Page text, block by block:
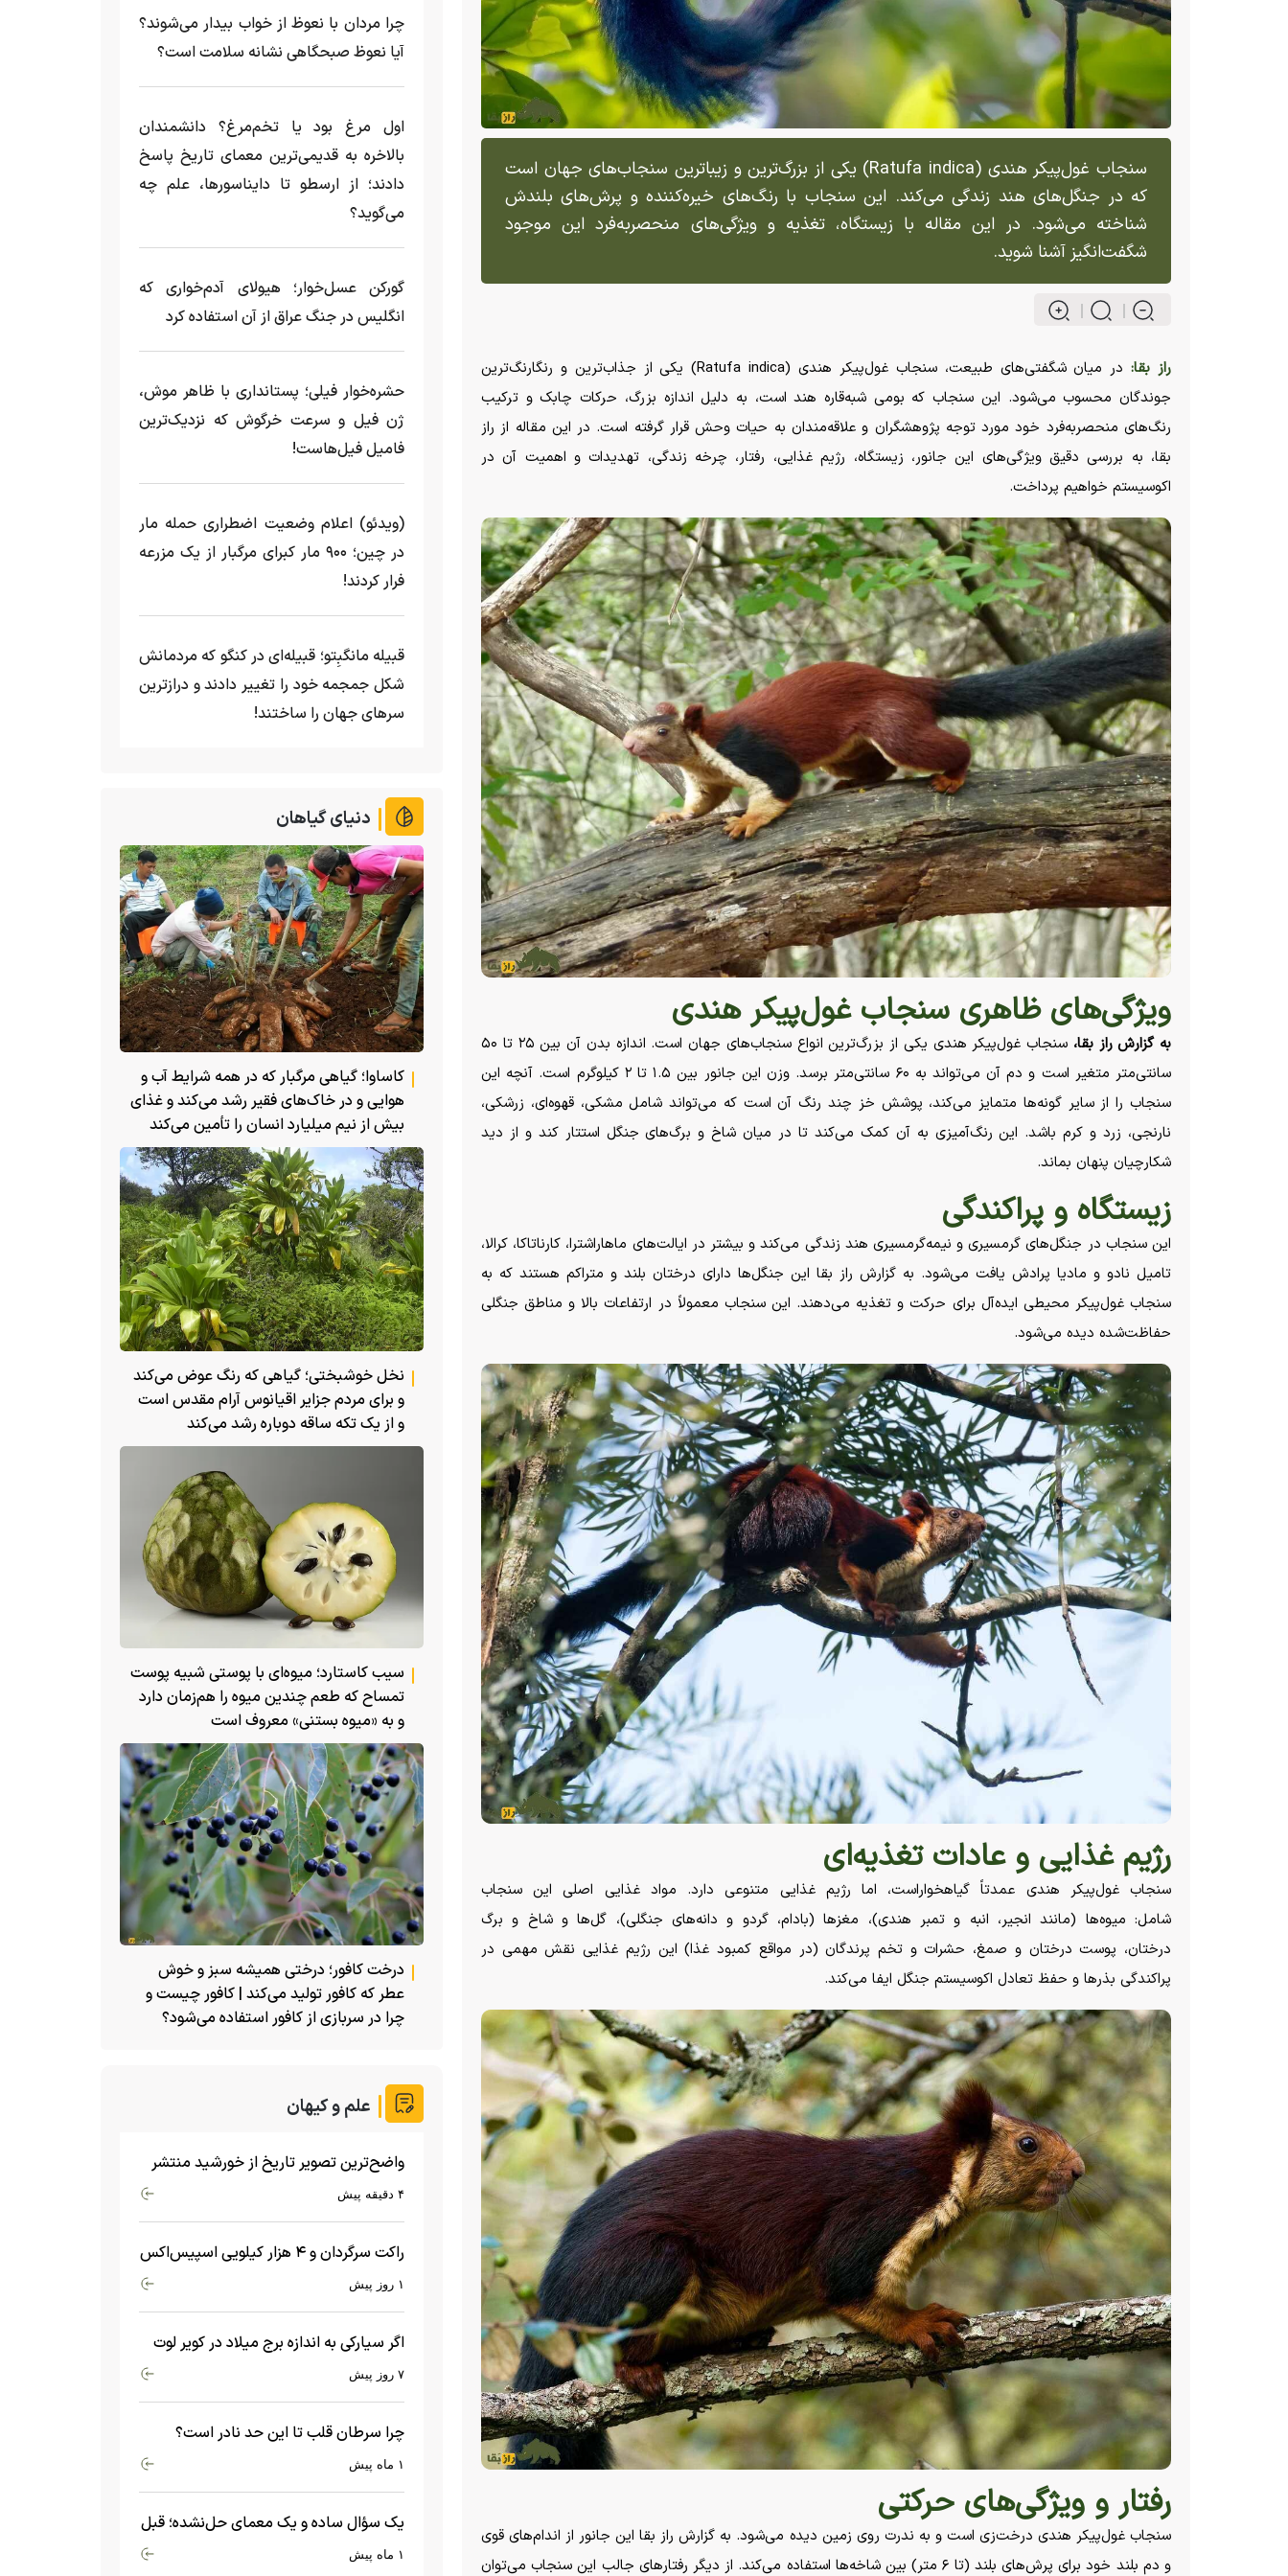
سنجاب غول‌پیکر هندی (Ratufa indica) یکی از بزرگ‌ترین و زیباترین سنجاب‌های جهان است
که در جنگل‌های هند زندگی می‌کند. این سنجاب با رنگ‌های خیره‌کننده و پرش‌های بلندش
شناخته می‌شود. در این مقاله با زیستگاه، تغذیه و ویژگی‌های منحصر‌به‌فرد این موجود
شگفت‌انگیز آشنا شوید.
راز بقا:
در میان شگفتی‌های طبیعت، سنجاب غول‌پیکر هندی (Ratufa indica) یکی از جذاب‌ترین و رنگارنگ‌ترین
جوندگان محسوب می‌شود. این سنجاب که بومی شبه‌قاره هند است، به دلیل اندازه بزرگ، حرکات چابک و ترکیب
رنگ‌های منحصر‌به‌فرد خود مورد توجه پژوهشگران و علاقه‌مندان به حیات وحش قرار گرفته است. در این مقاله از راز
بقا، به بررسی دقیق ویژگی‌های این جانور، زیستگاه، رژیم غذایی، رفتار، چرخه زندگی، تهدیدات و اهمیت آن در
اکوسیستم خواهیم پرداخت.
ویژگی‌های ظاهری سنجاب غول‌پیکر هندی
به گزارش راز بقا،
سنجاب غول‌پیکر هندی یکی از بزرگ‌ترین انواع سنجاب‌های جهان است. اندازه بدن آن بین ۲۵ تا ۵۰
سانتی‌متر متغیر است و دم آن می‌تواند به ۶۰ سانتی‌متر برسد. وزن این جانور بین ۱.۵ تا ۲ کیلوگرم است. آنچه این
سنجاب را از سایر گونه‌ها متمایز می‌کند، پوشش خز چند رنگ آن است که می‌تواند شامل مشکی، قهوه‌ای، زرشکی،
نارنجی، زرد و کرم باشد. این رنگ‌آمیزی به آن کمک می‌کند تا در میان شاخ و برگ‌های جنگل استتار کند و از دید
شکارچیان پنهان بماند.
زیستگاه و پراکندگی
این سنجاب در جنگل‌های گرمسیری و نیمه‌گرمسیری هند زندگی می‌کند و بیشتر در ایالت‌های ماهاراشترا، کارناتاکا، کرالا،
تامیل نادو و مادیا پرادش یافت می‌شود. به گزارش راز بقا این جنگل‌ها دارای درختان بلند و متراکم هستند که به
سنجاب غول‌پیکر محیطی ایده‌آل برای حرکت و تغذیه می‌دهند. این سنجاب معمولاً در ارتفاعات بالا و مناطق جنگلی
حفاظت‌شده دیده می‌شود.
رژیم غذایی و عادات تغذیه‌ای
سنجاب غول‌پیکر هندی عمدتاً گیاهخواراست، اما رژیم غذایی متنوعی دارد. مواد غذایی اصلی این سنجاب
شامل: میوه‌ها (مانند انجیر، انبه و تمبر هندی)، مغزها (بادام، گردو و دانه‌های جنگلی)، گل‌ها و شاخ و برگ
درختان، پوست درختان و صمغ، حشرات و تخم پرندگان (در مواقع کمبود غذا) این رژیم غذایی نقش مهمی در
پراکندگی بذرها و حفظ تعادل اکوسیستم جنگل ایفا می‌کند.
رفتار و ویژگی‌های حرکتی
سنجاب غول‌پیکر هندی درخت‌زی است و به ندرت روی زمین دیده می‌شود. به گزارش راز بقا این جانور از اندام‌های قوی
و دم بلند خود برای پرش‌های بلند (تا ۶ متر) بین شاخه‌ها استفاده می‌کند. از دیگر رفتار‌های جالب این سنجاب می‌توان
چرا مردان با نعوظ از خواب بیدار می‌شوند؟
آیا نعوظ صبحگاهی نشانه سلامت است؟
اول مرغ بود یا تخم‌مرغ؟ دانشمندان
بالاخره به قدیمی‌ترین معمای تاریخ پاسخ
دادند؛ از ارسطو تا دایناسورها، علم چه
می‌گوید؟
گورکن عسل‌خوار؛ هیولای آدم‌خواری که
انگلیس در جنگ عراق از آن استفاده کرد
حشره‌خوار فیلی؛ پستانداری با ظاهر موش،
ژن فیل و سرعت خرگوش که نزدیک‌ترین
فامیل فیل‌هاست!
(ویدئو) اعلام وضعیت اضطراری حمله مار‌
در چین؛ ۹۰۰ مار کبرای مرگبار از یک مزرعه‌
فرار کردند!
قبیله مانگبِتو؛ قبیله‌ای در کنگو که مردمانش
شکل جمجمه خود را تغییر دادند و درازترین
سرهای جهان را ساختند!
دنیای گیاهان
کاساوا؛ گیاهی مرگبار که در همه شرایط آب و
هوایی و در خاک‌های فقیر رشد می‌کند و غذای
بیش از نیم میلیارد انسان را تأمین می‌کند
نخل خوشبختی؛ گیاهی که رنگ عوض می‌کند
و برای مردم جزایر اقیانوس آرام مقدس است
و از یک تکه ساقه دوباره رشد می‌کند
سیب کاستارد؛ میوه‌ای با پوستی شبیه پوست
تمساح که طعم چندین میوه را هم‌زمان دارد
و به «میوه بستنی» معروف است
درخت کافور؛ درختی همیشه سبز و خوش
عطر که کافور تولید می‌کند | کافور چیست و
چرا در سربازی از کافور استفاده می‌شود؟
علم و کیهان
واضح‌ترین تصویر تاریخ از خورشید منتشر
شد
۴ دقیقه پیش
راکت سرگردان و ۴ هزار کیلویی اسپیس‌اکس
۱ روز پیش
اگر سیارکی به اندازه برج میلاد در کویر لوت
سقوط کند، چه اتفاقی می‌افتد؟
۷ روز پیش
چرا سرطان قلب تا این حد نادر است؟
ماجرای معامله عجیبی که در بدن اتفاق۱ ماه پیش
یک سؤال ساده و یک معمای حل‌نشده؛ قبل
از بیگ‌بنگ و آغاز جهان چه چیزی وجود۱ ماه پیش